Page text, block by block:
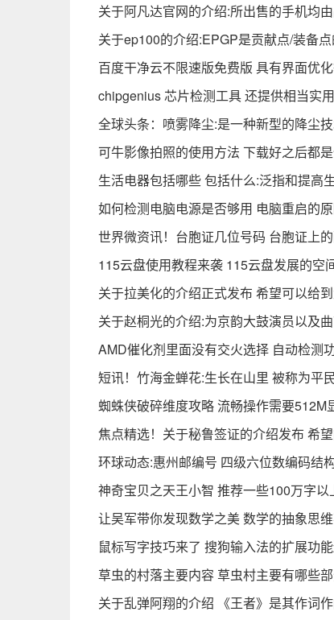
关于阿凡达官网的介绍:所出售的手机均
关于ep100的介绍:EPGP是贡献点/装备
百度干净云不限速版免费版 具有界面优
chipgenius 芯片检测工具 还提供相当实
全球头条：喷雾降尘:是一种新型的降尘
可牛影像拍照的使用方法 下载好之后都
生活电器包括哪些 包括什么:泛指和提高
如何检测电脑电源是否够用 电脑重启的
世界微资讯！台胞证几位号码 台胞证上
115云盘使用教程来袭 115云盘发展的空
关于拉美化的介绍正式发布 希望可以给
关于赵桐光的介绍:为京韵大鼓演员以及
AMD催化剂里面没有交火选择 自动检测
短讯！竹海金蝉花:生长在山里 被称为平
蜘蛛侠破碎维度攻略 流畅操作需要512M
焦点精选！关于秘鲁签证的介绍发布 希
环球动态:惠州邮编号 四级六位数编码结
神奇宝贝之天王小智 推荐一些100万字
让吴军带你发现数学之美 数学的抽象思
鼠标写字技巧来了 搜狗输入法的扩展功
草虫的村落主要内容 草虫村主要有哪些
关于乱弹阿翔的介绍 《王者》是其作词